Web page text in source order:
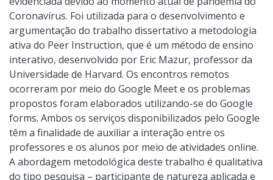
Coronavírus. Foi utilizada para o desenvolvimento e
argumentação do trabalho dissertativo a metodologia
ativa do Peer Instruction, que é um método de ensino
interativo, desenvolvido por Eric Mazur, professor da
Universidade de Harvard. Os encontros remotos
ocorreram por meio do Google Meet e os problemas
propostos foram elaborados utilizando-se do Google
forms. Ambos os serviços disponibilizados pelo Google
têm a finalidade de auxiliar a interação entre os
professores e os alunos por meio de atividades online.
A abordagem metodológica deste trabalho é qualitativa
do tipo pesquisa – participante de natureza aplicada e